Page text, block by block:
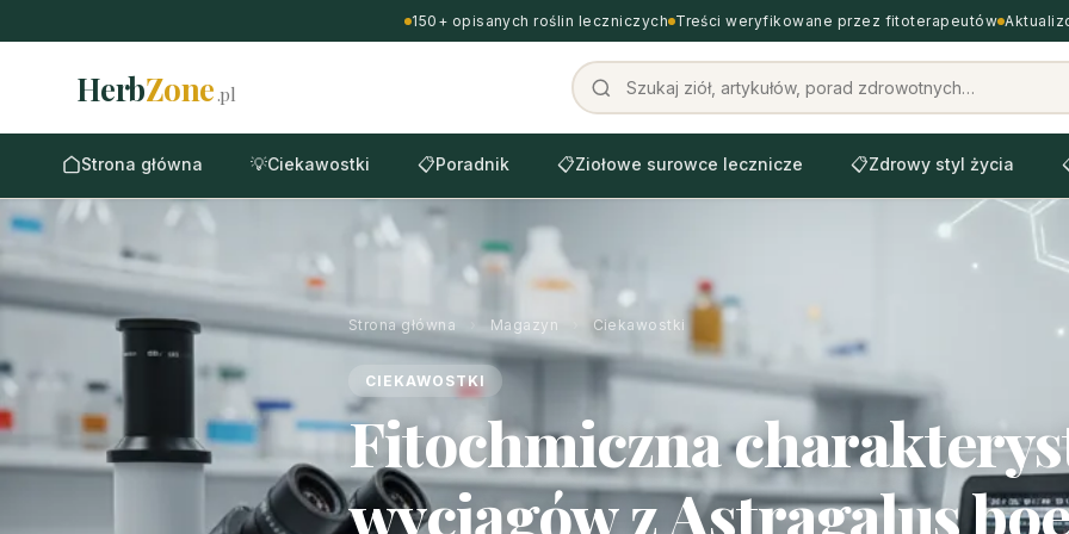
150+ opisanych roślin leczniczych Treści weryfikowane przez fitoterapeutów
HerbZone.pl
Strona główna 💡Ciekawostki 📋Poradnik 📋Ziołowe surowce lecznicze 📋Zdrowy styl życia
Strona główna Magazyn Ciekawostki
CIEKAWOSTKI
Fitochmiczna
wyciągów z Astragalus